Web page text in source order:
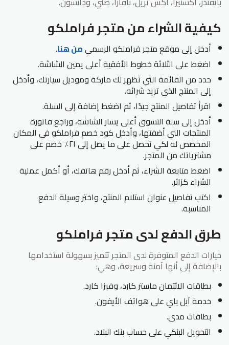
كيفية الشراء من متجر فراملكو
أدخل إلى موقع متجر فراملكو الرسميمنهنا.
اضغط على الثلاثة خطوط الأفقية أعلى يمين الشاشة.
حدد من القائمة التي تظهر لك ماركة وموديل سيارتك، وأدخل
إلى المنتج الذي تريد شرائه.
اقرأ تفاصيل المنتج جيدًا، ثم اضغط إضافة إلى السلة.
أدخل إلى سلة التسوق أعلى يسار الشاشة، وراجع فاتورة
المنتجات التي أضفتها، وأدخل كود خصم فراملكو في المكان
المخصص له لكي تحصل على ما يصل إلى ٢١٪ خصم على
مشترياتك من المتجر.
اضغط متابعة الشراء، ثم أدخل رقم هاتفك، أو أكمل عملية
الشراء كزائر.
اكتب تفاصيل عنوان استلام المنتج، واختر وسيلة الدفع
المناسبة.
طرق الدفع لدى متجر فراملكو
خيارات الدفع المتوفرة لدى المتجر تتميز بسهولة استخدامها
بالإضافة إلى أنها آمنة وسريعة، وهي:
بطاقات الائتمان ماستر كارد، وفيزا كارد.
خدمة آبل باي على هواتف الأيفون.
بطاقات مدى.
التحويل البنكي على حساب بنك البلاد.